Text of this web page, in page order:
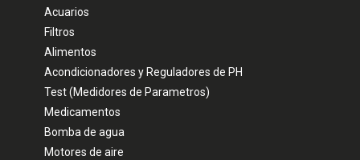
Acuarios
Filtros
Alimentos
Acondicionadores y Reguladores de PH
Test (Medidores de Parametros)
Medicamentos
Bomba de agua
Motores de aire